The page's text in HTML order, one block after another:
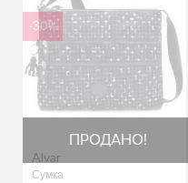
ПРОДАНО!
-30%
Alvar
Сумка